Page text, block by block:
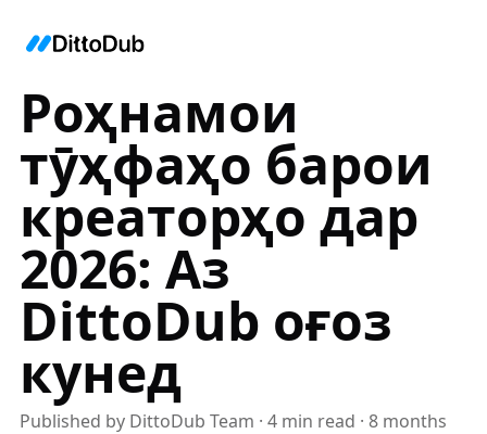
Роҳнамои
тӯҳфаҳо барои
креаторҳо дар
2026: Аз
DittoDub оғоз
кунед
Published by DittoDub Team · 4 min read · 8 months